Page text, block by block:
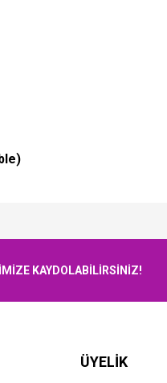
KAYDOLABİLİRSİNİZ!
ÜYELİK